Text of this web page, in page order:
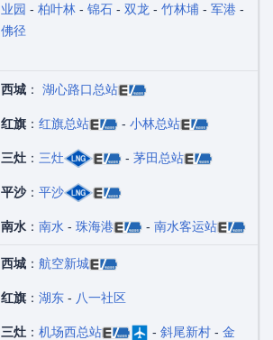
业园 - 柏叶林 - 锦石 - 双龙 - 竹林埔 - 军港 -
佛径
西城 ： 湖心路口总站
红旗 ： 红旗总站 - 小林总站
三灶 ： 三灶 - 茅田总站
平沙： 平沙
南水 ： 南水 - 珠海港 - 南水客运站
西城 ： 航空新城
红旗 ： 湖东 - 八一社区
三灶 ： 机场西总站 - 斜尾新村 - 金